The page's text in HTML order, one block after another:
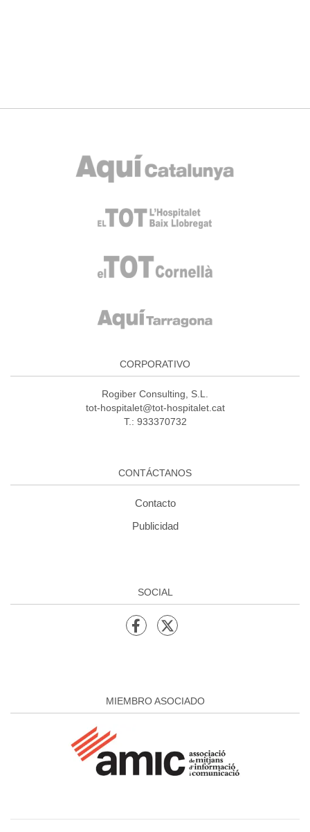
CORPORATIVO
Rogiber Consulting, S.L.
tot-hospitalet@tot-hospitalet.cat
T.: 933370732
CONTÁCTANOS
Contacto
Publicidad
SOCIAL
MIEMBRO ASOCIADO